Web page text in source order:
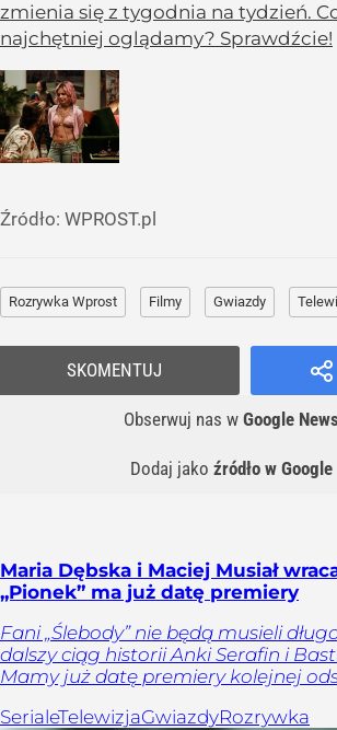
zmienia się z tygodnia na tydzień.
najchętniej oglądamy? Sprawdźcie!
Źródło: WPROST.pl
Rozrywka Wprost Filmy Gwiazdy
Obserwuj nas w Google News
Dodaj jako źródło w Google
SKOMENTUJ
Maria Dębska i Maciej Musiał
„Pionek” ma już datę premiery
Fani „Ślebody” nie będą musieli
dalszy ciąg historii Anki Serafin i
Mamy już datę premiery kolejnej
SerialeTelewizjaGwiazdyRozrywka